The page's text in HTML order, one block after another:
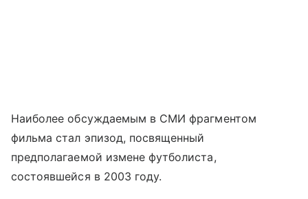
Наиболее обсуждаемым в СМИ фрагментом
фильма стал эпизод, посвященный
предполагаемой измене футболиста,
состоявшейся в 2003 году.